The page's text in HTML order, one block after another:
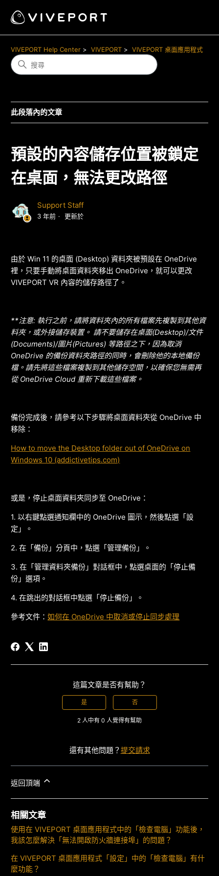
VIVEPORT Help Center VIVEPORT VIVEPORT 桌面應用程式
此段落內的文章
預設的內容儲存位置被鎖定
在桌面，無法更改路徑
Support Staff
3 年前 更新於
由於 Win 11 的桌面 (Desktop) 資料夾被預設在 OneDrive
裡， 只要手動將桌面資料夾移出 OneDrive，就可以更改
VIVEPORT VR 內容的儲存路徑了。
**注意: 執行之前，請將資料夾內的所有檔案先複製到其他資
料夾，或外接儲存裝置。 請不要儲存在桌面(Desktop)/文件
(Documents)/圖片(Pictures) 等路徑之下， 因為取消
OneDrive 的備份資料夾路徑的同時，會刪除他的本地備份
檔。 請先將這些檔案複製到其他儲存空間，以確保您無需再
從 OneDrive Cloud 重新下載這些檔案。
備份完成後，請參考以下步驟將桌面資料夾從 OneDrive 中
移除：
How to move the Desktop folder out of OneDrive on
Windows 10 (addictivetips.com)
或是，停止桌面資料夾同步至 OneDrive：
1. 以右鍵點選通知欄中的 OneDrive 圖示，然後點選「設
定」。
2. 在「備份」分頁中，點選「管理備份」。
3.在「管理資料夾備份」對話框中，點選桌面的「停止備
份」選項。
4. 在跳出的對話框中點選「停止備份」。
參考文件：如何在 OneDrive 中取消或停止同步處理
這篇文章是否有幫助？
是 否
2 人中有 0 人覺得有幫助
還有其他問題？ 提交請求
返回頂端
相關文章
使用在 VIVEPORT 桌面應用程式中的「檢查電腦」功能後，
我該怎麼解決「無法開啟防火牆連接埠」的問題？
在 VIVEPORT 桌面應用程式「設定」中的「檢查電腦」有什
麼功能？